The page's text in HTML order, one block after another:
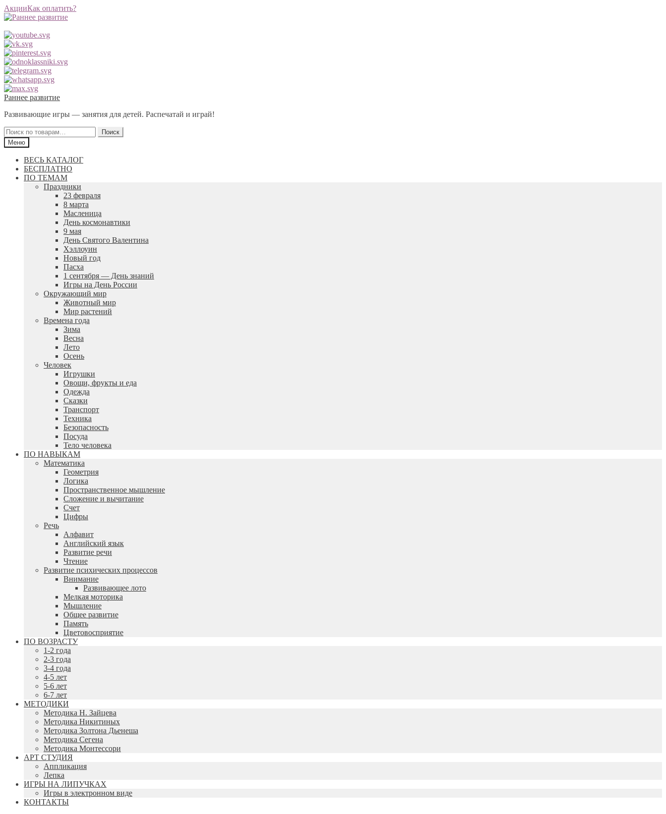
АкцииКак оплатить?
Перейти
навигации
Перейти
содержимому
Раннее развитие
Развивающие игры — занятия для детей. Распечатай и играй!
Искать:
Поиск
Меню
ВЕСЬ КАТАЛОГ
БЕСПЛАТНО
ПО ТЕМАМ
Праздники
23 февраля
8 марта
Масленица
День космонавтики
9 мая
День Святого Валентина
Хэллоуин
Новый год
Пасха
1 сентября — День знаний
Игры на День России
Окружающий мир
Животный мир
Мир растений
Времена года
Зима
Весна
Лето
Осень
Человек
Игрушки
Овощи, фрукты и еда
Одежда
Сказки
Транспорт
Техника
Безопасность
Посуда
Тело человека
ПО НАВЫКАМ
Математика
Геометрия
Логика
Пространственное мышление
Сложение и вычитание
Счет
Цифры
Речь
Алфавит
Английский язык
Развитие речи
Чтение
Развитие психических процессов
Внимание
Развивающее лото
Мелкая моторика
Мышление
Общее развитие
Память
Цветовосприятие
ПО ВОЗРАСТУ
1-2 года
2-3 года
3-4 года
4-5 лет
5-6 лет
6-7 лет
МЕТОДИКИ
Методика Н. Зайцева
Методика Никитиных
Методика Золтона Дьенеша
Методика Сегена
Методика Монтессори
АРТ СТУДИЯ
Аппликация
Лепка
ИГРЫ НА ЛИПУЧКАХ
Игры в электронном виде
КОНТАКТЫ